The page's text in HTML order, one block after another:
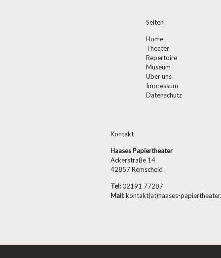
Seiten
Home
Theater
Repertoire
Museum
Über uns
Impressum
Datenschutz
Kontakt
Haases Papiertheater
Ackerstraße 14
42857 Remscheid
Tel:02191 77287
Mail:kontakt(at)haases-